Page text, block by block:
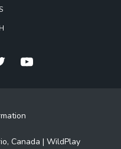
Canada | WildPlay